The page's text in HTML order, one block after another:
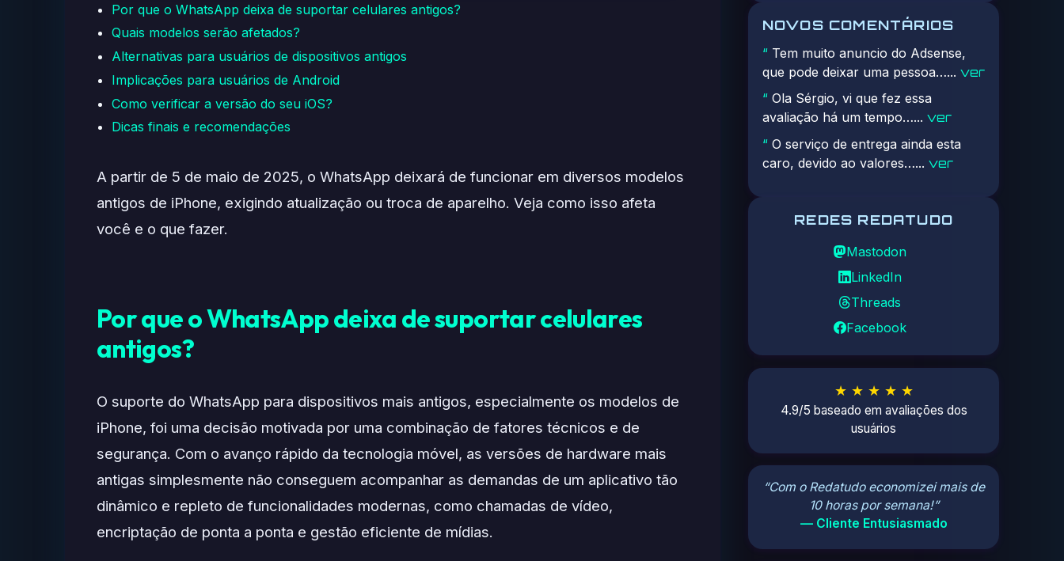
Por que o WhatsApp deixa de suportar celulares antigos?
Quais modelos serão afetados?
Alternativas para usuários de dispositivos antigos
Implicações para usuários de Android
Como verificar a versão do seu iOS?
Dicas finais e recomendações
A partir de 5 de maio de 2025, o WhatsApp deixará de funcionar em diversos modelos
antigos de iPhone, exigindo atualização ou troca de aparelho. Veja como isso afeta
você e o que fazer.
Por que o WhatsApp deixa de suportar celulares
antigos?
O suporte do WhatsApp para dispositivos mais antigos, especialmente os modelos de
iPhone, foi uma decisão motivada por uma combinação de fatores técnicos e de
segurança. Com o avanço rápido da tecnologia móvel, as versões de hardware mais
antigas simplesmente não conseguem acompanhar as demandas de um aplicativo tão
dinâmico e repleto de funcionalidades modernas, como chamadas de vídeo,
encriptação de ponta a ponta e gestão eficiente de mídias.
NOVOS COMENTÁRIOS
“Tem muito anuncio do Adsense,
que pode deixar uma pessoa…... ver
“Ola Sérgio, vi que fez essa
avaliação há um tempo…... ver
“O serviço de entrega ainda esta
caro, devido ao valores…... ver
REDES REDATUDO
Mastodon
LinkedIn
Threads
Facebook
★ ★ ★ ★ ★
4.9/5 baseado em avaliações dos
usuários
“Com o Redatudo economizei mais de
10 horas por semana!”
— Cliente Entusiasmado